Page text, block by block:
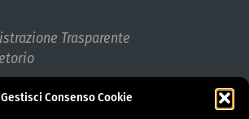
Gestisci Consenso Cookie
Trasparente
gara